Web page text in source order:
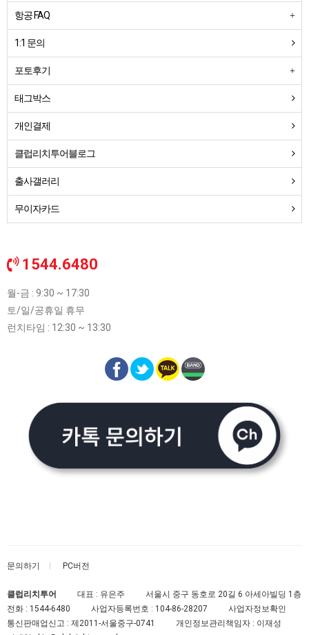
항공 FAQ
1:1 문의
포토후기
태그박스
개인결제
클럽리치투어블로그
출사갤러리
무이자카드
1544.6480
월-금 : 9:30 ~ 17:30
토/일/공휴일 휴무
런치타임 : 12:30 ~ 13:30
문의하기 PC버전
클럽리치투어 대표 : 유은주
서울시 중구 동호로 20길 6 아세아빌딩 1층
전화 : 1544-6480 사업자등록번호 : 104-86-28207
사업자정보확인
통신판매업신고 : 제2011-서울중구-0741
개인정보관리책임자 : 이재성